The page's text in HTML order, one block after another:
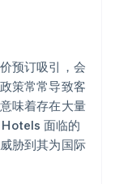
预订吸引，会
策常常导致客
味着存在大量
面临的
胁到其为国际